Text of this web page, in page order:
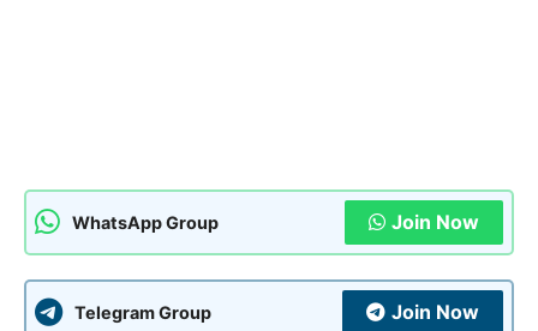
WhatsApp Group Join Now
Telegram Group Join Now